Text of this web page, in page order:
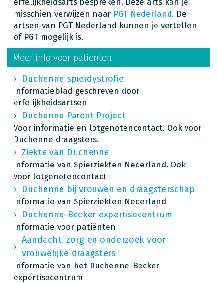
misschien verwijzen naar PGT Nederland. De
artsen van PGT Nederland kunnen je vertellen
of PGT mogelijk is.
Meer info voor patiënten
Duchenne spierdystrofie
Informatieblad geschreven door
erfelijkheidsartsen
Duchenne Parent Project
Voor informatie en lotgenotencontact. Ook voor
Duchenne draagsters.
Ziekte van Duchenne
Informatie van Spierziekten Nederland. Ook
voor lotgenotencontact
Duchenne bij vrouwen en draagsterschap
Informatie van Spierziekten Nederland
Duchenne-Becker expertisecentrum
Informatie voor patiënten
Aandacht, zorg en onderzoek voor
vrouwelijke draagsters
Informatie van het Duchenne-Becker
expertisecentrum